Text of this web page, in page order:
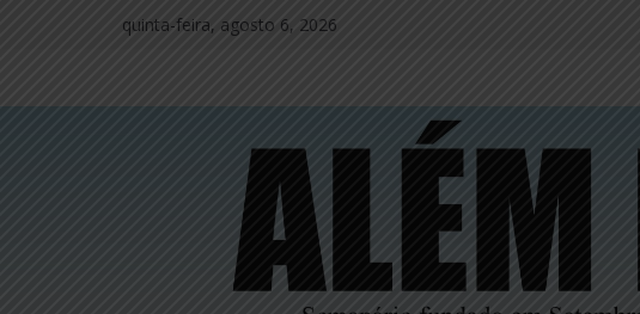
quinta-feira, agosto 6, 2026